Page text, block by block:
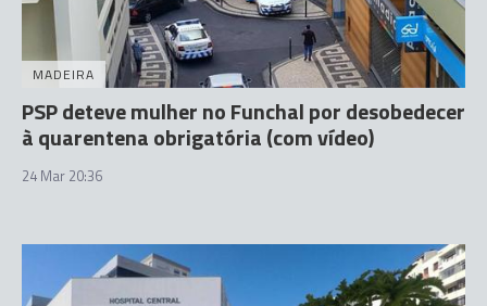
MADEIRA
PSP deteve mulher no Funchal por desobedecer
à quarentena obrigatória (com vídeo)
24 Mar 20:36